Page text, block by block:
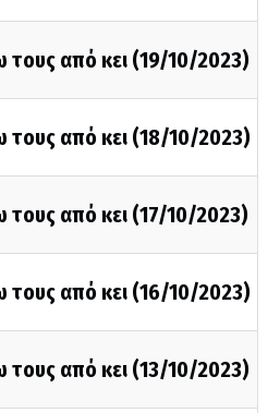
τους από κει (19/10/2023)
τους από κει (18/10/2023)
τους από κει (17/10/2023)
τους από κει (16/10/2023)
τους από κει (13/10/2023)